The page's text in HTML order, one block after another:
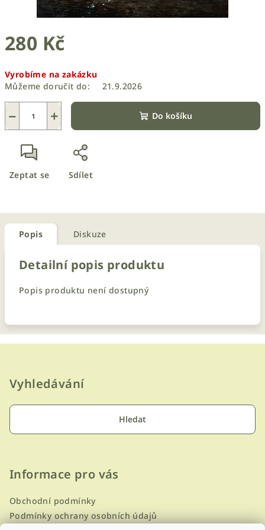
280 Kč
cena:
Vyrobíme na zakázku
Můžeme doručit do:
21.9.2026
+
− Do košíku
Zeptat se Sdílet
Popis Diskuze
Detailní popis produktu
Popis produktu není dostupný
Vyhledávání
Hledat
Informace pro vás
Obchodní podmínky
Podmínky ochrany osobních údajů